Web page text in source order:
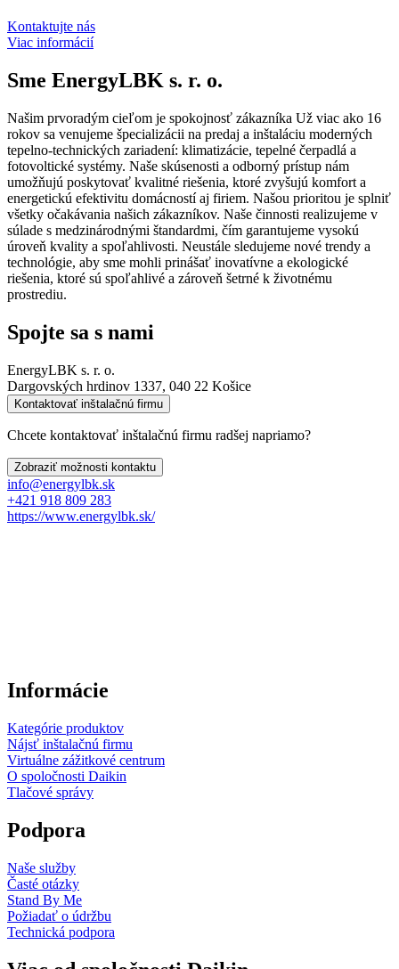
Kontaktujte nás
Viac informácií
Sme EnergyLBK s. r. o.
Našim prvoradým cieľom je spokojnosť zákazníka Už viac ako 16
rokov sa venujeme špecializácii na predaj a inštaláciu moderných
tepelno-technických zariadení: klimatizácie, tepelné čerpadlá a
fotovoltické systémy. Naše skúsenosti a odborný prístup nám
umožňujú poskytovať kvalitné riešenia, ktoré zvyšujú komfort a
energetickú efektivitu domácností aj firiem. Našou prioritou je splniť
všetky očakávania našich zákazníkov. Naše činnosti realizujeme v
súlade s medzinárodnými štandardmi, čím garantujeme vysokú
úroveň kvality a spoľahlivosti. Neustále sledujeme nové trendy a
technológie, aby sme mohli prinášať inovatívne a ekologické
riešenia, ktoré sú spoľahlivé a zároveň šetrné k životnému
prostrediu.
Spojte sa s nami
EnergyLBK s. r. o.
Dargovských hrdinov 1337, 040 22 Košice
Kontaktovať inštalačnú firmu
Chcete kontaktovať inštalačnú firmu radšej napriamo?
Zobraziť možnosti kontaktu
info@energylbk.sk
+421 918 809 283
https://www.energylbk.sk/
Informácie
Kategórie produktov
Nájsť inštalačnú firmu
Virtuálne zážitkové centrum
O spoločnosti Daikin
Tlačové správy
Podpora
Naše služby
Časté otázky
Stand By Me
Požiadať o údržbu
Technická podpora